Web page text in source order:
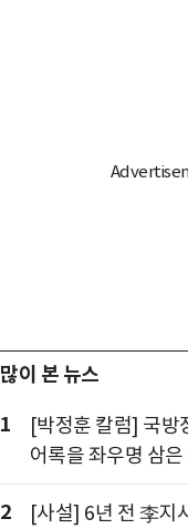
많이 본 뉴스
1
[박정훈 칼럼] 국방
어록을 좌우명 삼은
2
[사설] 6년 전 李지